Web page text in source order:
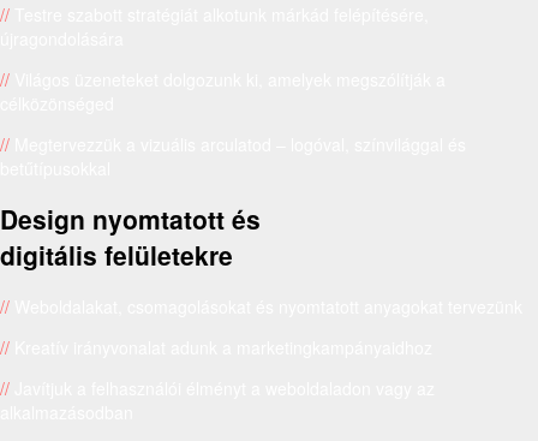
//
//
//
Design nyomtatott és
digitális felületekre
//
//
//